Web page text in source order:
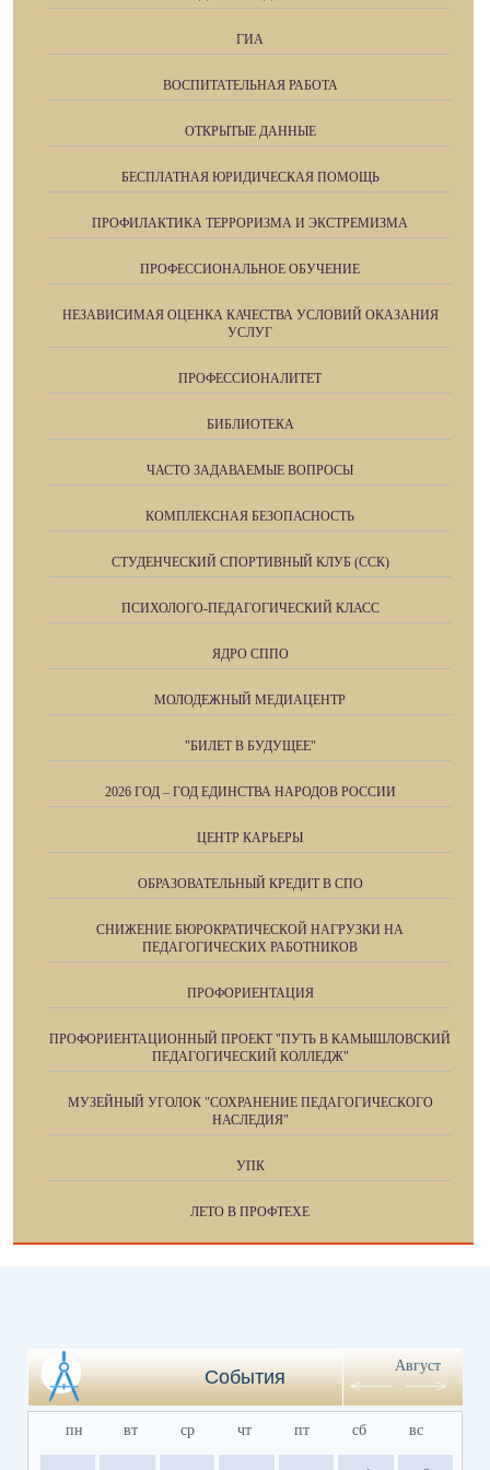
ГИА
ВОСПИТАТЕЛЬНАЯ РАБОТА
ОТКРЫТЫЕ ДАННЫЕ
БЕСПЛАТНАЯ ЮРИДИЧЕСКАЯ ПОМОЩЬ
ПРОФИЛАКТИКА ТЕРРОРИЗМА И ЭКСТРЕМИЗМА
ПРОФЕССИОНАЛЬНОЕ ОБУЧЕНИЕ
НЕЗАВИСИМАЯ ОЦЕНКА КАЧЕСТВА УСЛОВИЙ ОКАЗАНИЯ
УСЛУГ
ПРОФЕССИОНАЛИТЕТ
БИБЛИОТЕКА
ЧАСТО ЗАДАВАЕМЫЕ ВОПРОСЫ
КОМПЛЕКСНАЯ БЕЗОПАСНОСТЬ
СТУДЕНЧЕСКИЙ СПОРТИВНЫЙ КЛУБ (ССК)
ПСИХОЛОГО-ПЕДАГОГИЧЕСКИЙ КЛАСС
ЯДРО СППО
МОЛОДЕЖНЫЙ МЕДИАЦЕНТР
"БИЛЕТ В БУДУЩЕЕ"
2026 ГОД – ГОД ЕДИНСТВА НАРОДОВ РОССИИ
ЦЕНТР КАРЬЕРЫ
ОБРАЗОВАТЕЛЬНЫЙ КРЕДИТ В СПО
СНИЖЕНИЕ БЮРОКРАТИЧЕСКОЙ НАГРУЗКИ НА
ПЕДАГОГИЧЕСКИХ РАБОТНИКОВ
ПРОФОРИЕНТАЦИЯ
ПРОФОРИЕНТАЦИОННЫЙ ПРОЕКТ "ПУТЬ В КАМЫШЛОВСКИЙ
ПЕДАГОГИЧЕСКИЙ КОЛЛЕДЖ"
МУЗЕЙНЫЙ УГОЛОК "СОХРАНЕНИЕ ПЕДАГОГИЧЕСКОГО
НАСЛЕДИЯ"
УПК
ЛЕТО В ПРОФТЕХЕ
События
Август
пн вт ср чт пт сб вс